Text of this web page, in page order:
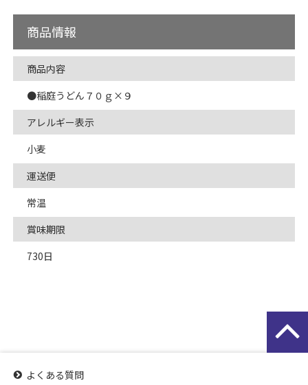
商品情報
商品内容
●稲庭うどん７０ｇ×９
アレルギー表示
小麦
運送便
常温
賞味期限
730日
よくある質問